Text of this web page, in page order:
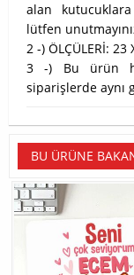
alan
lütfen
2 -) ÖLÇÜLERİ:
3 -) Bu ürün
siparişlerde aynı
BU ÜRÜNE